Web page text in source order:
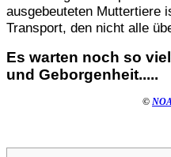
ausgebeuteten Muttertiere
Transport, den nicht alle
Es warten noch so
und Geborgenheit.....
©